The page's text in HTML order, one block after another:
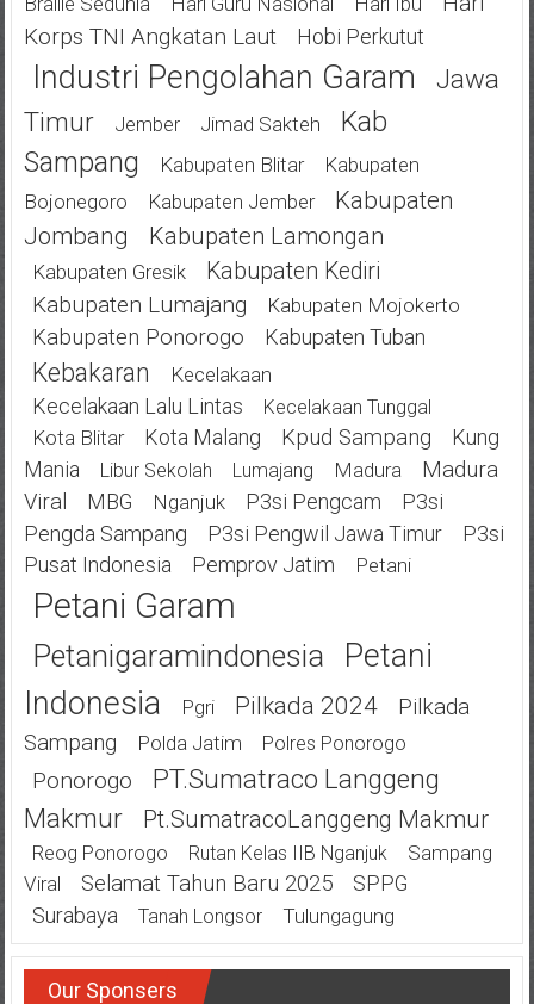
Korps TNI Angkatan Laut
Hobi Perkutut
Industri Pengolahan Garam
Jawa
Timur
Jember Jimad Sakteh
Kab
Sampang
Kabupaten Blitar
Kabupaten
Bojonegoro
Kabupaten Jember
Kabupaten
Jombang
Kabupaten Lamongan
Kabupaten Gresik
Kabupaten Kediri
Kabupaten Lumajang
Kabupaten Mojokerto
Kabupaten Ponorogo Kabupaten Tuban
Kebakaran Kecelakaan
Kecelakaan Lalu Lintas Kecelakaan Tunggal
Kota Blitar Kota Malang Kpud Sampang
Kung
Mania
Libur Sekolah Lumajang Madura
Madura
Viral
MBG Nganjuk P3si Pengcam
P3si
Pengda Sampang
P3si Pengwil Jawa Timur
P3si
Pusat Indonesia
Pemprov Jatim Petani
Petani Garam
Petanigaramindonesia
Petani
Indonesia
Pgri Pilkada 2024
Pilkada
Sampang
Polda Jatim Polres Ponorogo
Ponorogo
PT.Sumatraco Langgeng
Makmur
Pt.SumatracoLanggeng Makmur
Reog Ponorogo Rutan Kelas IIB Nganjuk
Sampang
Viral
Selamat Tahun Baru 2025
SPPG
Surabaya
Tanah Longsor Tulungagung
Our Sponsers